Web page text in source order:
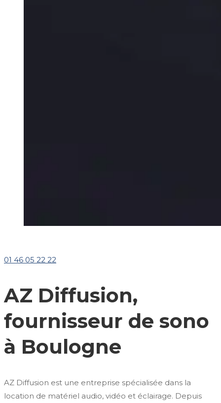
01 46 05 22 22
AZ Diffusion,
fournisseur de sono
à Boulogne
AZ Diffusion est une entreprise spécialisée dans la
location de matériel audio, vidéo et éclairage. Depuis